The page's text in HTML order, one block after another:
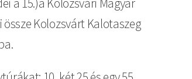
Kolozsvárt Kalotaszeg